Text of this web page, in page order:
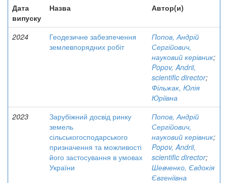
Дата
випуску
Назва Автор(и)
2024
Геодезичне забезпечення
землевпорядних робіт
Попов, Андрій
Сергійович,
науковий керівник;
Popov, Andrii,
scientific director;
Фільжак, Юлія
Юріївна
2023
Зарубіжний досвід ринку
земель
сільськогосподарського
призначення та можливості
його застосування в умовах
України
Попов, Андрій
Сергійович,
науковий керівник;
Popov, Andrii,
scientific director;
Шевченко, Євдокія
Євгеніївна